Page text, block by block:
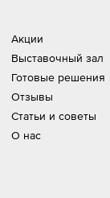
Акции
Выставочный зал
Готовые решения
Отзывы
Статьи и советы
О нас